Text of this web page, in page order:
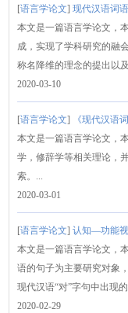
[语言学论文]现代汉语词
本文是一篇语言学论文，
成，实现了学科研究的融
称名降维的理念的提出以
2020-03-10
[语言学论文]
《现代汉语
本文是一篇语言学论文，
学，修辞学等相关理论，
索。...
2020-03-01
[语言学论文]认知—功能视
本文是一篇语言学论文，
语的句子为主要研究对象
现代汉语“对”字句中出现的
2020-02-29